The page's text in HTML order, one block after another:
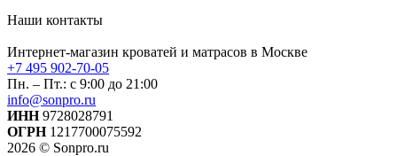
Наши контакты
Интернет-магазин кроватей и матрасов в Москве
+7 495 902-70-05
Пн. – Пт.: с 9:00 до 21:00
info@sonpro.ru
ИНН9728028791
ОГРН1217700075592
2026 © Sonpro.ru